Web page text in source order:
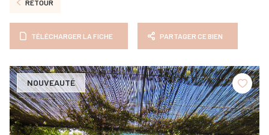
RETOUR
TÉLÉCHARGER LA FICHE PARTAGER CE BIEN
NOUVEAUTÉ